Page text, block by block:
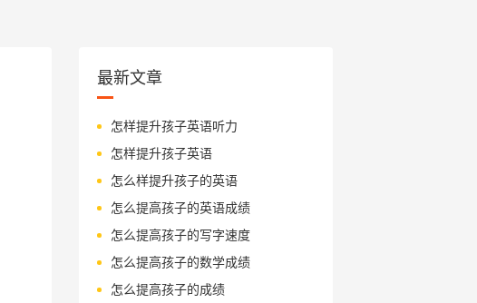
最新文章
怎样提升孩子英语听力
怎样提升孩子英语
怎么样提升孩子的英语
怎么提高孩子的英语成绩
怎么提高孩子的写字速度
怎么提高孩子的数学成绩
怎么提高孩子的成绩